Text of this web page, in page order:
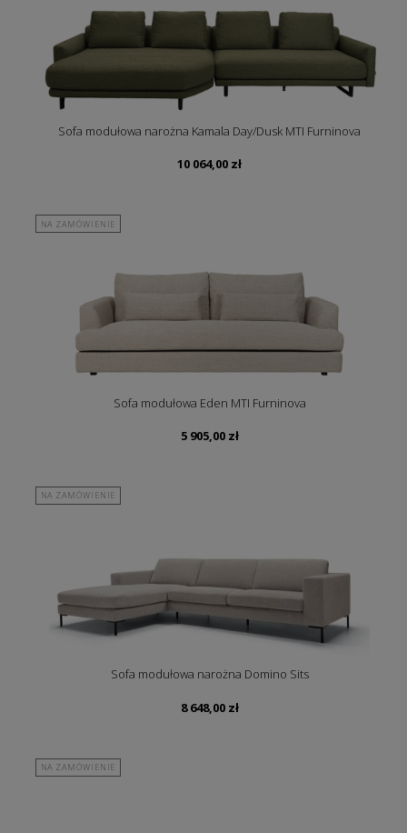
Sofa modułowa narożna Kamala Day/Dusk MTI Furninova
10 064,00 zł
NA ZAMÓWIENIE
Sofa modułowa Eden MTI Furninova
5 905,00 zł
NA ZAMÓWIENIE
Sofa modułowa narożna Domino Sits
8 648,00 zł
NA ZAMÓWIENIE